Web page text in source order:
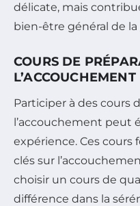
délicate, mais
bien-être général de la
COURS DE
L’ACCOUCHEMENT
Participer à des cours
l’accouchement peut
expérience. Ces
clés sur
choisir un cours de
différence dans la